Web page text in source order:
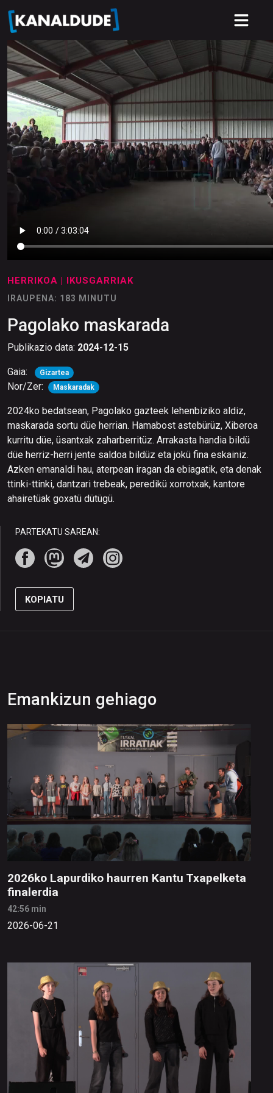
HERRIKOA | IKUSGARRIAK
IRAUPENA: 183 MINUTU
Pagolako maskarada
Publikazio data: 2024-12-15
Gaia: Gizartea
Nor/Zer: Maskaradak
2024ko bedatsean, Pagolako gazteek lehenbiziko aldiz,
maskarada sortu düe herrian. Hamabost astebürüz, Xiberoa
kurritu düe, üsantxak zaharberritüz. Arrakasta handia bildü
düe herriz-herri jente saldoa bildüz eta jokü fina eskainiz.
Azken emanaldi hau, aterpean iragan da ebiagatik, eta denak
ttinki-ttinki, dantzari trebeak, peredikü xorrotxak, kantore
ahairetüak goxatü dütügü.
PARTEKATU SAREAN:
KOPIATU
Emankizun gehiago
2026ko Lapurdiko haurren Kantu Txapelketa
finalerdia
42:56 min
2026-06-21